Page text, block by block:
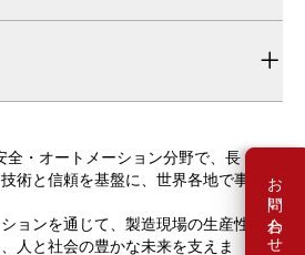
お問い合わせ
全・オートメーション分野で、長
術と信頼を基盤に、世界各地で事
ョンを通じて、製造現場の生産性
人と社会の豊かな未来を支えま